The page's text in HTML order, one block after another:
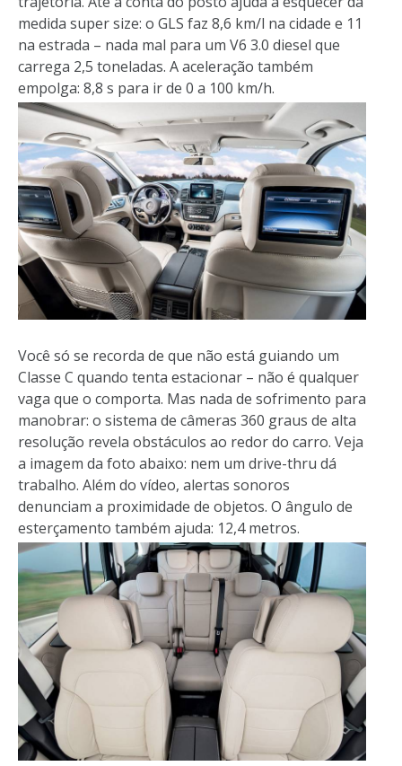
medida super size: o GLS faz 8,6 km/l na cidade e 11
na estrada – nada mal para um V6 3.0 diesel que
carrega 2,5 toneladas. A aceleração também
empolga: 8,8 s para ir de 0 a 100 km/h.
Você só se recorda de que não está guiando um
Classe C quando tenta estacionar – não é qualquer
vaga que o comporta. Mas nada de sofrimento para
manobrar: o sistema de câmeras 360 graus de alta
resolução revela obstáculos ao redor do carro. Veja
a imagem da foto abaixo: nem um drive-thru dá
trabalho. Além do vídeo, alertas sonoros
denunciam a proximidade de objetos. O ângulo de
esterçamento também ajuda: 12,4 metros.